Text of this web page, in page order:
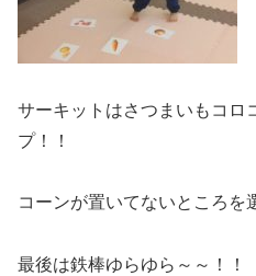
サーキットはさつまいもコロ
プ！！
コーンが置いてないところを
最後は鉄棒ゆらゆら～～！！